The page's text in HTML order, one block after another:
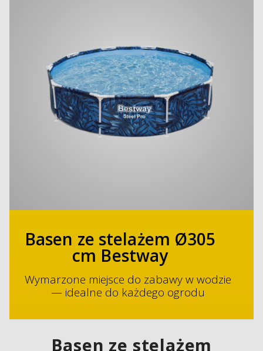
Basen ze stelażem Ø305
cm Bestway
Wymarzone miejsce do zabawy w wodzie
— idealne do każdego ogrodu
Basen ze stelażem